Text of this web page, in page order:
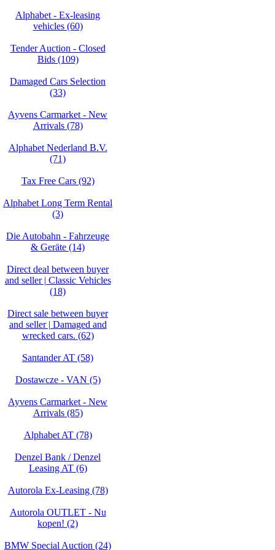
Alphabet - Ex-leasing
vehicles (60)
Tender Auction - Closed
Bids (109)
Damaged Cars Selection
(33)
Ayvens Carmarket - New
Arrivals (78)
Alphabet Nederland B.V.
(71)
Tax Free Cars (92)
Alphabet Long Term Rental
(3)
Die Autobahn - Fahrzeuge
& Geräte (14)
Direct deal between buyer
and seller | Classic Vehicles
(18)
Direct sale between buyer
and seller | Damaged and
wrecked cars. (62)
Santander AT (58)
Dostawcze - VAN (5)
Ayvens Carmarket - New
Arrivals (85)
Alphabet AT (78)
Denzel Bank / Denzel
Leasing AT (6)
Autorola Ex-Leasing (78)
Autorola OUTLET - Nu
kopen! (2)
BMW Special Auction (24)